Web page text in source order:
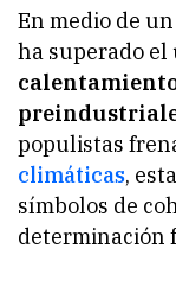
En medio de
ha superado el
populistas
climáticas,
símbolos de
determinación